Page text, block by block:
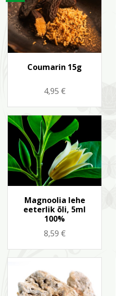
Kiirvaade
Coumarin 15g
Hind
4,95 €
Kiirvaade
Magnoolia lehe
eeterlik õli, 5ml
100%
Hind
8,59 €